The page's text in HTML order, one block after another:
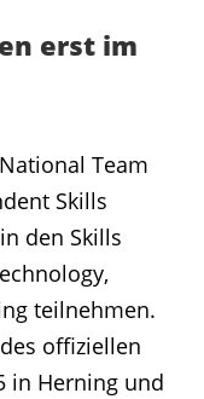
erst im
Team
Skills
den Skills
teilnehmen.
offiziellen
in Herning und